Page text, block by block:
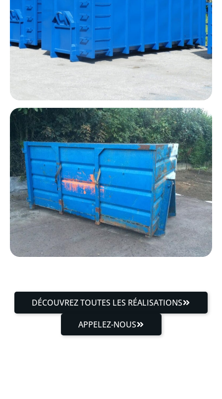
DÉCOUVREZ TOUTES LES RÉALISATIONS
APPELEZ-NOUS